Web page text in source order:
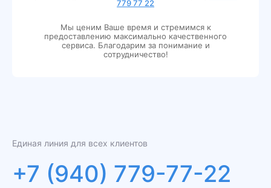
779 77 22
Мы ценим Ваше время и стремимся к
предоставлению максимально качественного
сервиса. Благодарим за понимание и
сотрудничество!
Единая линия для всех клиентов
+7 (940) 779-77-22